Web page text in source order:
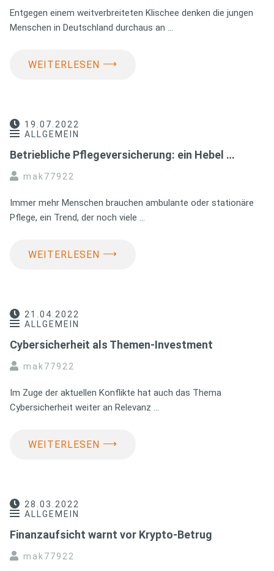
Entgegen einem weitverbreiteten Klischee denken die jungen
Menschen in Deutschland durchaus an …
WEITERLESEN ⟶
19.07.2022
ALLGEMEIN
Betriebliche Pflegeversicherung: ein Hebel …
mak77922
Immer mehr Menschen brauchen ambulante oder stationäre
Pflege, ein Trend, der noch viele …
WEITERLESEN ⟶
21.04.2022
ALLGEMEIN
Cybersicherheit als Themen-Investment
mak77922
Im Zuge der aktuellen Konflikte hat auch das Thema
Cybersicherheit weiter an Relevanz …
WEITERLESEN ⟶
28.03.2022
ALLGEMEIN
Finanzaufsicht warnt vor Krypto-Betrug
mak77922